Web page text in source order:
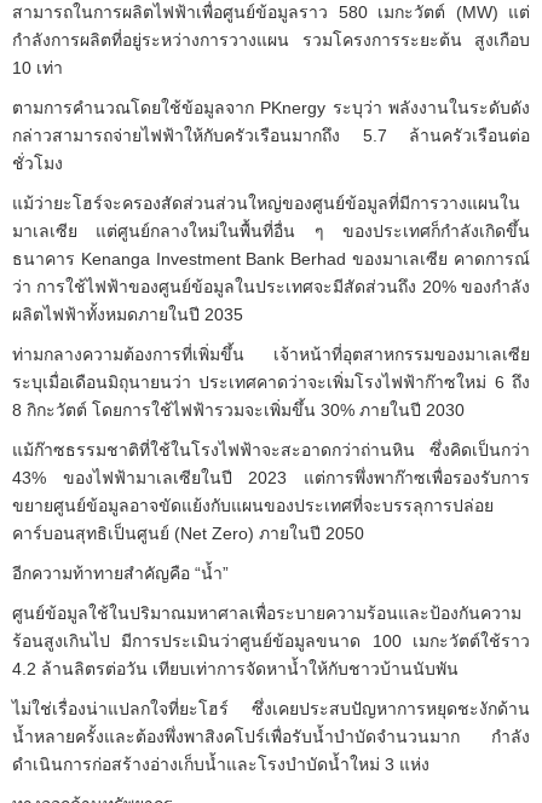
สามารถในการผลิตไฟฟ้าเพื่อศูนย์ข้อมูลราว 580 เมกะวัตต์ (MW) แต่
กำลังการผลิตที่อยู่ระหว่างการวางแผน รวมโครงการระยะต้น สูงเกือบ
10 เท่า
ตามการคำนวณโดยใช้ข้อมูลจาก PKnergy ระบุว่า พลังงานในระดับดัง
กล่าวสามารถจ่ายไฟฟ้าให้กับครัวเรือนมากถึง 5.7 ล้านครัวเรือนต่อ
ชั่วโมง
แม้ว่ายะโฮร์จะครองสัดส่วนส่วนใหญ่ของศูนย์ข้อมูลที่มีการวางแผนใน
มาเลเซีย แต่ศูนย์กลางใหม่ในพื้นที่อื่น ๆ ของประเทศก็กำลังเกิดขึ้น
ธนาคาร Kenanga Investment Bank Berhad ของมาเลเซีย คาดการณ์
ว่า การใช้ไฟฟ้าของศูนย์ข้อมูลในประเทศจะมีสัดส่วนถึง 20% ของกำลัง
ผลิตไฟฟ้าทั้งหมดภายในปี 2035
ท่ามกลางความต้องการที่เพิ่มขึ้น เจ้าหน้าที่อุตสาหกรรมของมาเลเซีย
ระบุเมื่อเดือนมิถุนายนว่า ประเทศคาดว่าจะเพิ่มโรงไฟฟ้าก๊าซใหม่ 6 ถึง
8 กิกะวัตต์ โดยการใช้ไฟฟ้ารวมจะเพิ่มขึ้น 30% ภายในปี 2030
แม้ก๊าซธรรมชาติที่ใช้ในโรงไฟฟ้าจะสะอาดกว่าถ่านหิน ซึ่งคิดเป็นกว่า
43% ของไฟฟ้ามาเลเซียในปี 2023 แต่การพึ่งพาก๊าซเพื่อรองรับการ
ขยายศูนย์ข้อมูลอาจขัดแย้งกับแผนของประเทศที่จะบรรลุการปล่อย
คาร์บอนสุทธิเป็นศูนย์ (Net Zero) ภายในปี 2050
อีกความท้าทายสำคัญคือ “น้ำ”
ศูนย์ข้อมูลใช้ในปริมาณมหาศาลเพื่อระบายความร้อนและป้องกันความ
ร้อนสูงเกินไป มีการประเมินว่าศูนย์ข้อมูลขนาด 100 เมกะวัตต์ใช้ราว
4.2 ล้านลิตรต่อวัน เทียบเท่าการจัดหาน้ำให้กับชาวบ้านนับพัน
ไม่ใช่เรื่องน่าแปลกใจที่ยะโฮร์ ซึ่งเคยประสบปัญหาการหยุดชะงักด้าน
น้ำหลายครั้งและต้องพึ่งพาสิงคโปร์เพื่อรับน้ำบำบัดจำนวนมาก กำลัง
ดำเนินการก่อสร้างอ่างเก็บน้ำและโรงบำบัดน้ำใหม่ 3 แห่ง